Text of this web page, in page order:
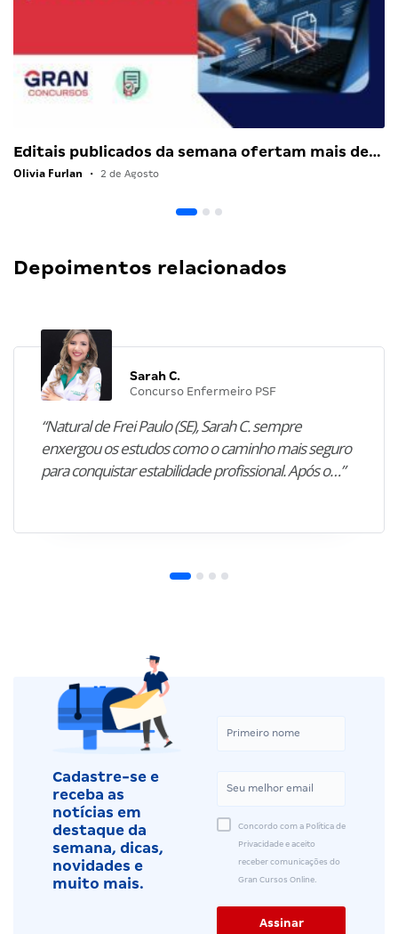
Editais publicados da semana ofertam mais de…
Olivia Furlan • 2 de Agosto
Depoimentos relacionados
Sarah C.
Concurso Enfermeiro PSF
“Natural de Frei Paulo (SE), Sarah C. sempre
enxergou os estudos como o caminho mais seguro
para conquistar estabilidade profissional. Após o…”
Cadastre-se e
receba as
notícias em
destaque da
semana, dicas,
novidades e
muito mais.
Concordo com a Política de
Privacidade e aceito
receber comunicações do
Gran Cursos Online.